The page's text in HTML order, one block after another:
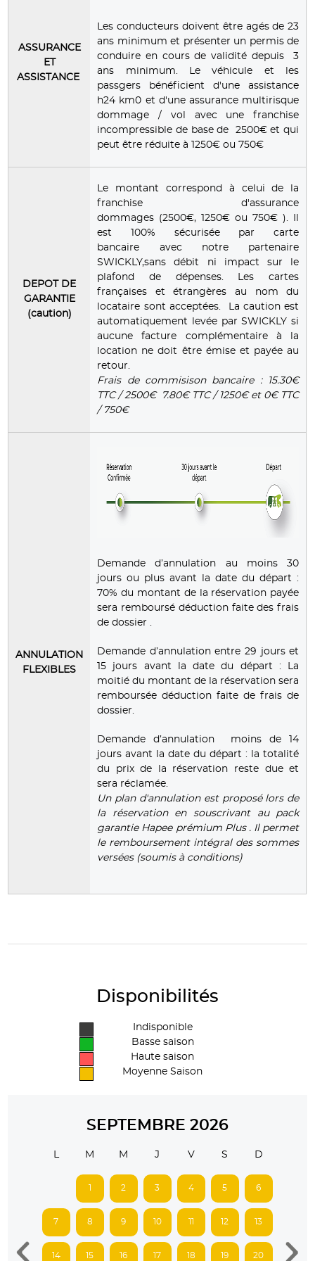
ASSURANCE
ET
ASSISTANCE
Les conducteurs doivent être agés de 23
ans minimum et présenter un permis de
conduire en cours de validité depuis 3
ans minimum. Le véhicule et les
passgers bénéficient d'une assistance
h24 km0 et d'une assurance multirisque
dommage / vol avec une franchise
incompressible de base de 2500€ et qui
peut être réduite à 1250€ ou 750€
DEPOT DE
GARANTIE
(caution)
Le montant correspond à celui de la
franchise d'assurance
dommages (2500€, 1250€ ou 750€ ). Il
est 100% sécurisée par carte
bancaire avec notre partenaire
SWICKLY,sans débit ni impact sur le
plafond de dépenses. Les cartes
françaises et étrangères au nom du
locataire sont acceptées. La caution est
automatiquement levée par SWICKLY si
aucune facture complémentaire à la
location ne doit être émise et payée au
retour.
Frais de commisison bancaire : 15.30€
TTC / 2500€ 7.80€ TTC / 1250€ et 0€ TTC
/ 750€
ANNULATION
FLEXIBLES
Demande d’annulation au moins 30
jours ou plus avant la date du départ :
70% du montant de la réservation payée
sera remboursé déduction faite des frais
de dossier .
Demande d’annulation entre 29 jours et
15 jours avant la date du départ : La
moitié du montant de la réservation sera
remboursée déduction faite de frais de
dossier.
Demande d’annulation moins de 14
jours avant la date du départ : la totalité
du prix de la réservation reste due et
sera réclamée.
Un plan d'annulation est proposé lors de
la réservation en souscrivant au pack
garantie Hapee prémium Plus . Il permet
le remboursement intégral des sommes
versées (soumis à conditions)
Disponibilités
Indisponible
Basse saison
Haute saison
Moyenne Saison
SEPTEMBRE 2026
L M M J V S D
2 3 4 5 6
7 8 9 10 12 13
14 15 16 17 18 19 20